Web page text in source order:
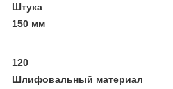
Штука
150 мм
120
Шлифовальный материал